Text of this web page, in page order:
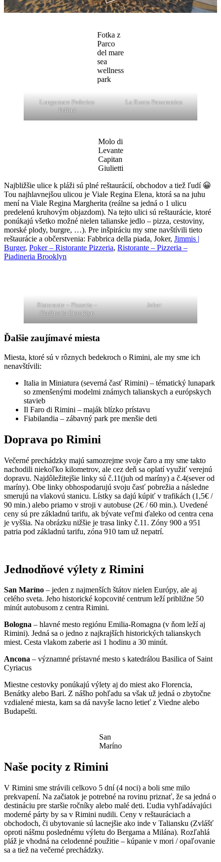
Fotka z
Parco
del mare
sea
wellness
park
Lungomare Federico
Fellini
La Ruota Panoramica
Molo di
Levante
Capitan
Giulietti
Najbližšie ulice k pláži sú plné reštaurácií, obchodov a tiež ľudí 😀
Tou najhlavnejšou ulicou je Viale Regina Elena, ktorá sa na juhu
mení na Viale Regina Margherita (reálne sa jedná o 1 ulicu
predelenú kruhovým objazdom). Na tejto ulici sú reštaurácie, ktoré
ponúkajú všetko možné nielen talianske jedlo – pizza, cestoviny,
morské plody, burgre, …). Pre inšpiráciu my sme navštívili tieto
reštaurácie a občerstvenia: Fabbrica della piada, Joker, Jimmis |
Burger, Poker – Ristorante Pizzeria, Ristorante – Pizzeria –
Piadineria Brooklyn
Ristorante – Pizzeria –
Piadineria Brooklyn
Joker
Ďalšie zaujímavé miesta
Miesta, ktoré sú v rôznych bedekroch o Rimini, ale my sme ich
nenavštívili:
Italia in Miniatura (severná časť Rimini) – tématický lunapark
so zmenšenými modelmi známych talianskych a európskych
stavieb
Il Faro di Rimini – maják blízko prístavu
Fiabilandia – zábavný park pre menšie deti
Doprava po Rimini
Večerné prechádzky majú samozrejme svoje čaro a my sme takto
nachodili niekoľko kilometrov, ale cez deň sa oplatí využiť verejnú
dopravu. Najdôležitejšie linky sú č.11(juh od maríny) a č.4(sever od
maríny). Obe linky obhospodarujú svoju časť pobrežia a následne
smerujú na vlakovú stanicu. Lístky sa dajú kúpiť v trafikách (1,5€ /
90 min.) alebo priamo v stroji v autobuse (2€ / 60 min.). Uvedené
ceny sú pre základnú tarifu, ak bývate veľmi ďaleko od centra cena
je vyššia. Na obrázku nižšie je trasa linky č.11. Zóny 900 a 951
patria pod základnú tarifu, zóna 910 tam už nepatrí.
Jednodňové výlety z Rimini
San Maríno – jeden z najmenších štátov nielen Európy, ale aj
celého sveta. Jeho historické kopcovité centrum leží približne 50
minút autobusom z centra Rimini.
Bologna – hlavné mesto regiónu Emilia-Romagna (v ňom leží aj
Rimini). Jedná sa o jedno z najkrajších historických talianskych
miest. Cesta vlakom zaberie asi 1 hodinu a 30 minút.
Ancona – významné prístavné mesto s katedrálou Basilica of Saint
Cyriacus
Miestne cestovky ponúkajú výlety aj do miest ako Florencia,
Benátky alebo Bari. Z nášho pohľadu sa však už jedná o zbytočne
vzdialené miesta, kam sa dá navyše lacno letieť z Viedne alebo
Budapešti.
San
Maríno
Naše pocity z Rimini
V Rimini sme strávili celkovo 5 dní (4 noci) a boli sme milo
prekvapení. Na začiatok je potrebné na rovinu priznať, že sa jedná o
destináciu pre staršie ročníky alebo malé deti. Ľudia vyhľadávajúci
moderné párty by sa v Rimini nudili. Ceny v reštauráciach a
obchodoch, či ubytovanie sú lacnejšie ako inde v Taliansku (Zvlášť
oproti nášmu poslednému výletu do Bergama a Milána). Rozľahlá
pláž je vhodná na celodenné použitie – kúpanie v mori / opaľovanie
sa a tiež na večerné prechádzky.